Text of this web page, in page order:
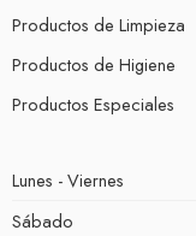
Productos de Limpieza
Productos de Higiene
Productos Especiales
Lunes - Viernes
Sábado